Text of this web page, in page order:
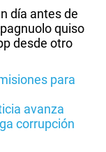
día antes de
quiso
desde otro
para
avanza
corrupción